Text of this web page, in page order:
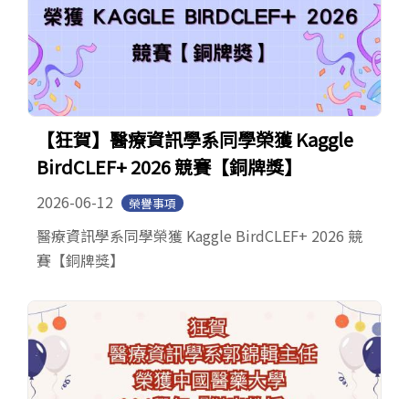
【狂賀】醫療資訊學系同學榮獲 Kaggle
BirdCLEF+ 2026 競賽【銅牌獎】
2026-06-12 榮譽事項
醫療資訊學系同學榮獲 Kaggle BirdCLEF+ 2026 競
賽【銅牌獎】